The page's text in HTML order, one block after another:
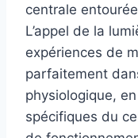
centrale
L’appel de la
expériences de
parfaitement
physiologique,
spécifiques du